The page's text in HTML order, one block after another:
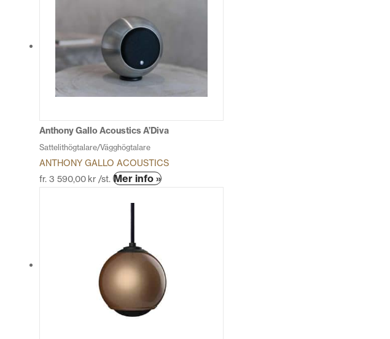
Anthony Gallo Acoustics A’Diva
Sattelithögtalare/Vägghögtalare
ANTHONY GALLO ACOUSTICS
fr. 3 590,00 kr /st. Mer info »Den
olika
alternativen
kan